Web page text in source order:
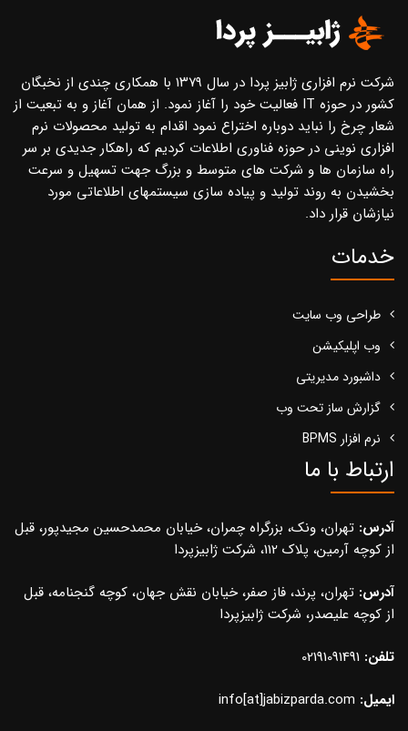
شرکت نرم افزاری ژابیز پردا در سال ۱۳۷۹ با همکاری چندی از نخبگان
کشور در حوزه IT فعالیت خود را آغاز نمود. از همان آغاز و به تبعیت از
شعار چرخ را نباید دوباره اختراع نمود اقدام به تولید محصولات نرم
افزاری نوینی در حوزه فناوری اطلاعات کردیم که راهکار جدیدی بر سر
راه سازمان ها و شرکت های متوسط و بزرگ جهت تسهیل و سرعت
بخشیدن به روند تولید و پیاده سازی سیستمهای اطلاعاتی مورد
نیازشان قرار داد.
خدمات
طراحی وب سایت
وب اپلیکیشن
داشبورد مدیریتی
گزارش ساز تحت وب
نرم افزار BPMS
ارتباط با ما
آدرس: تهران، ونک، بزرگراه چمران، خیابان محمدحسین مجیدپور، قبل
از کوچه آرمین، پلاک 112، شرکت ژابیزپردا
آدرس: تهران، پرند، فاز صفر، خیابان نقش جهان، کوچه گنجنامه، قبل
از کوچه علیصدر، شرکت ژابیزپردا
تلفن: 02191091491
ایمیل: info[at]jabizparda.com